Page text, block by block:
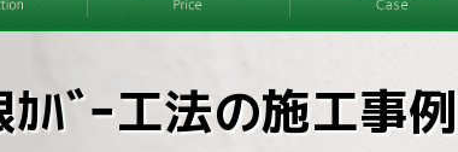
ｶﾊﾞｰ工法の施工事例